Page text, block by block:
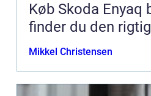
Køb Skoda Enyaq
finder du den
Mikkel Christensen